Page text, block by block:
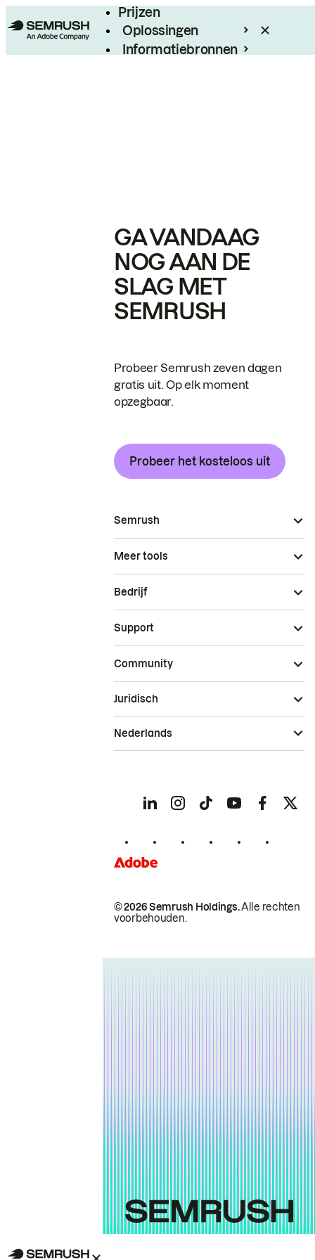
Prijzen
Oplossingen
Informatiebronnen
GA VANDAAG
NOG AAN DE
SLAG MET
SEMRUSH
Probeer Semrush zeven dagen
gratis uit. Op elk moment
opzegbaar.
Probeer het kosteloos uit
Semrush
Meer tools
Bedrijf
Support
Community
© 2026 Semrush Holdings.Alle rechten
voorbehouden.
Juridisch
Nederlands